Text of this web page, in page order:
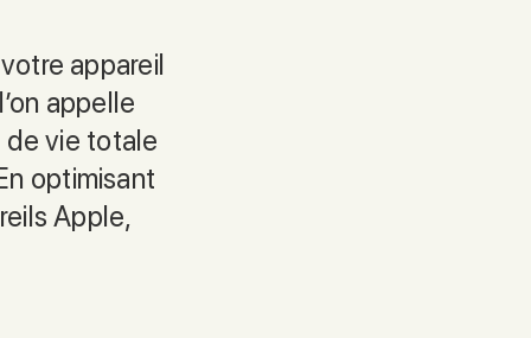
appareil
appelle
de vie totale
optimisant
Apple,